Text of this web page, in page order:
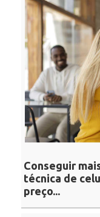
Conseguir
técnica de
preço...